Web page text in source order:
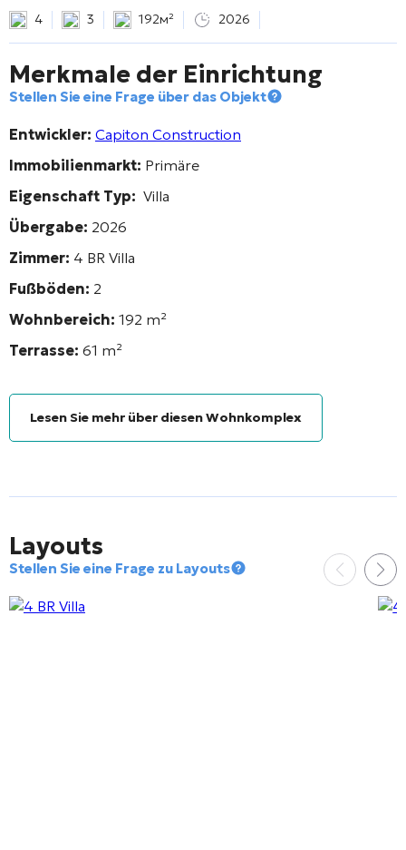
4 3 192м² 2026
Merkmale der Einrichtung
Stellen Sie eine Frage über das Objekt
Entwickler: Capiton Construction
Immobilienmarkt: Primäre
Eigenschaft Typ: Villa
Übergabe: 2026
Zimmer: 4 BR Villa
Fußböden: 2
Wohnbereich: 192 m²
Terrasse: 61 m²
Lesen Sie mehr über diesen Wohnkomplex
Layouts
Stellen Sie eine Frage zu Layouts